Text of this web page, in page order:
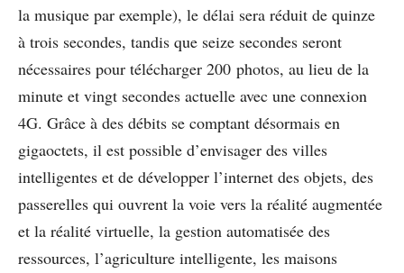
la musique par exemple), le délai sera réduit de quinze
à trois secondes, tandis que seize secondes seront
nécessaires pour télécharger 200 photos, au lieu de la
minute et vingt secondes actuelle avec une connexion
4G. Grâce à des débits se comptant désormais en
gigaoctets, il est possible d’envisager des villes
intelligentes et de développer l’internet des objets, des
passerelles qui ouvrent la voie vers la réalité augmentée
et la réalité virtuelle, la gestion automatisée des
ressources, l’agriculture intelligente, les maisons